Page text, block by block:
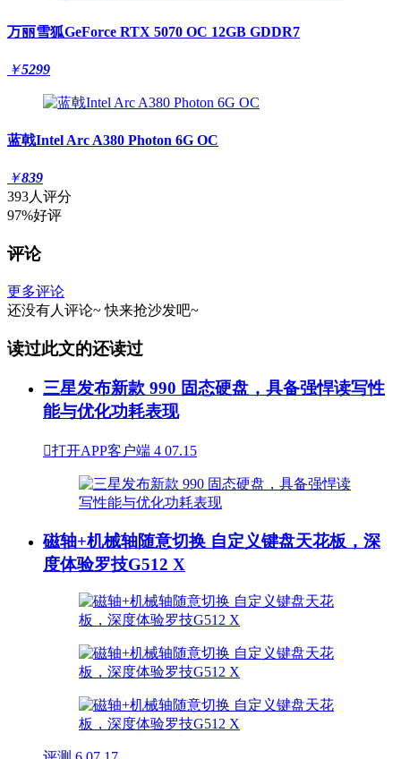
万丽雪狐GeForce RTX 5070 OC 12GB GDDR7
￥5299
蓝戟Intel Arc A380 Photon 6G OC
￥839
393人评分
97%好评
评论
更多评论
还没有人评论~ 快来抢沙发吧~
读过此文的还读过
三星发布新款 990 固态硬盘，具备强悍读写性
能与优化功耗表现
打开APP客户端 4 07.15
磁轴+机械轴随意切换 自定义键盘天花板，深
度体验罗技G512 X